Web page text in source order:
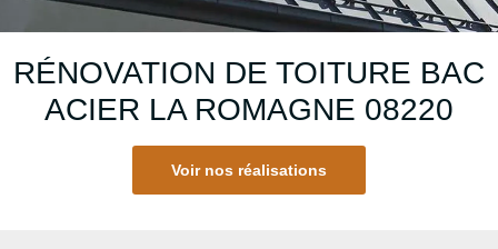
RÉNOVATION DE TOITURE BAC
ACIER LA ROMAGNE 08220
Voir nos réalisations